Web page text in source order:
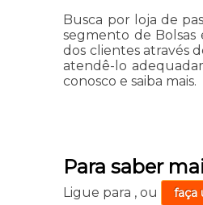
Busca por loja de
segmento de Bolsas
dos clientes através
atendê-lo
conosco e saiba mais.
Para saber
Ligue para ,ou faça